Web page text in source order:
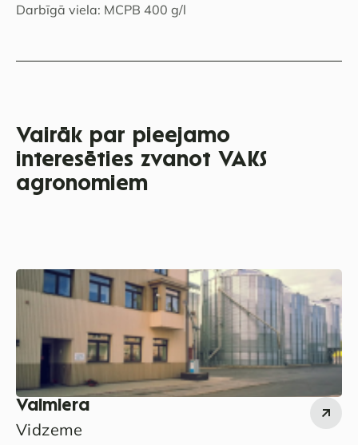
Darbīgā viela: MCPB 400 g/l
Vairāk par pieejamo
interesēties zvanot VAKS
agronomiem
Valmiera
Vidzeme